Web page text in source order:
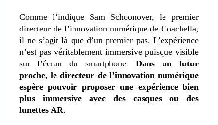
Comme l’indique Sam Schoonover, le premier
directeur de l’innovation numérique de Coachella,
il ne s’agit là que d’un premier pas. L’expérience
n’est pas véritablement immersive puisque visible
sur l’écran du smartphone. Dans un futur
proche, le directeur de l’innovation numérique
espère pouvoir proposer une expérience bien
plus immersive avec des casques ou des
lunettes AR.